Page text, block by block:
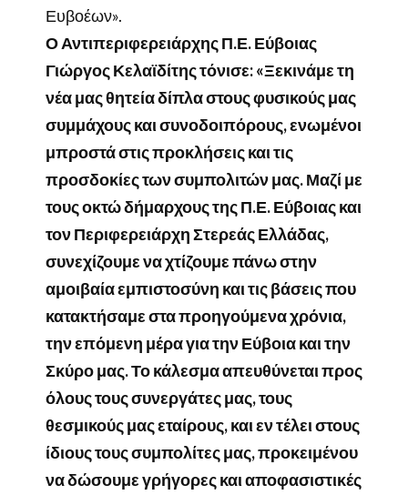
Ευβοέων».
Ο Αντιπεριφερειάρχης Π.Ε. Εύβοιας
Γιώργος Κελαϊδίτης τόνισε: «Ξεκινάμε τη
νέα μας θητεία δίπλα στους φυσικούς μας
συμμάχους και συνοδοιπόρους, ενωμένοι
μπροστά στις προκλήσεις και τις
προσδοκίες των συμπολιτών μας. Μαζί με
τους οκτώ δήμαρχους της Π.Ε. Εύβοιας και
τον Περιφερειάρχη Στερεάς Ελλάδας,
συνεχίζουμε να χτίζουμε πάνω στην
αμοιβαία εμπιστοσύνη και τις βάσεις που
κατακτήσαμε στα προηγούμενα χρόνια,
την επόμενη μέρα για την Εύβοια και την
Σκύρο μας. Το κάλεσμα απευθύνεται προς
όλους τους συνεργάτες μας, τους
θεσμικούς μας εταίρους, και εν τέλει στους
ίδιους τους συμπολίτες μας, προκειμένου
να δώσουμε γρήγορες και αποφασιστικές